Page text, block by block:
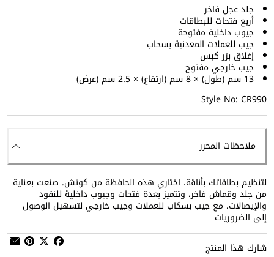
جلد عجل فاخر
أربع فتحات للبطاقات
جيوب داخلية مفتوحة
جيب للعملات المعدنية بسحاب
إغلاق بزر كبس
جيب خارجي مفتوح
13 سم (طول) × 8 سم (ارتفاع) × 2.5 سم (عرض)
Style No: CR990
ملاحظات المحرر
لتنظيم بطاقاتك بأناقة، اختاري هذه الحافظة من كوتش. صنعت بعناية
من جلد وقماش فاخر، وتتميز بعدة فتحات وجيوب داخلية للنقود
والإيصالات، مع جيب بسحّاب للعملات وجيب خارجي لتسهيل الوصول
إلى الضروريات
شارك هذا المنتج